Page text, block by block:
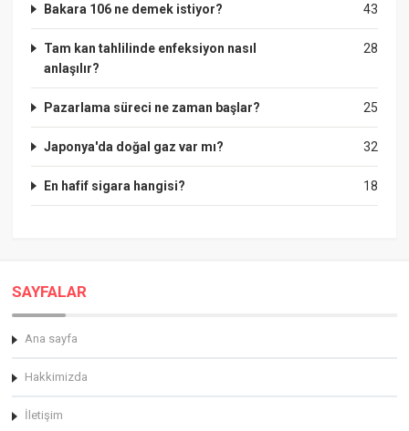
43
Bakara 106 ne demek istiyor?
28
Tam kan tahlilinde enfeksiyon nasıl
anlaşılır?
25
Pazarlama süreci ne zaman başlar?
32
Japonya'da doğal gaz var mı?
18
En hafif sigara hangisi?
SAYFALAR
Ana sayfa
Hakkimizda
İletişim